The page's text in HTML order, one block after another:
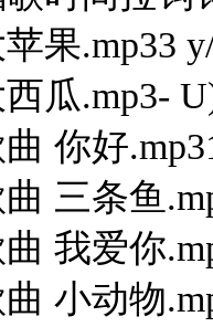
果.mp33
瓜.mp3-
你好
三条鱼
我爱你
小动物